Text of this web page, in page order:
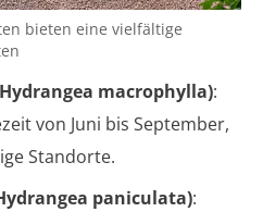
bieten eine vielfältige
macrophylla):
von Juni bis September,
Standorte.
paniculata):